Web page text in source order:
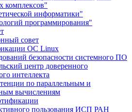
комплексов"
информатики"
программирования"
совет
ОС Linux
безопасности системного ПО
центр доверенного
интеллекта
по параллельным и
вычислениям
пользования ИСП РАН